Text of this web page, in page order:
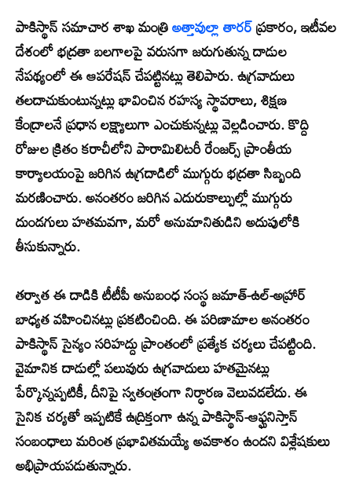
పాకిస్థాన్ సమాచార శాఖ మంత్రిఅత్తావుల్లా తారర్ప్రకారం, ఇటీవల
దేశంలో భద్రతా బలగాలపై వరుసగా జరుగుతున్న దాడుల
నేపథ్యంలో ఈ ఆపరేషన్ చేపట్టినట్లు తెలిపారు. ఉగ్రవాదులు
తలదాచుకుంటున్నట్లు భావించిన రహస్య స్థావరాలు, శిక్షణ
కేంద్రాలనే ప్రధాన లక్ష్యాలుగా ఎంచుకున్నట్లు వెల్లడించారు. కొద్ది
రోజుల క్రితం కరాచీలోని పారామిలిటరీ రేంజర్స్ ప్రాంతీయ
కార్యాలయంపై జరిగిన ఉగ్రదాడిలో ముగ్గురు భద్రతా సిబ్బంది
మరణించారు. అనంతరం జరిగిన ఎదురుకాల్పుల్లో ముగ్గురు
దుండగులు హతమవగా, మరో అనుమానితుడిని అదుపులోకి
తీసుకున్నారు.
తర్వాత ఈ దాడికి టీటీపీ అనుబంధ సంస్థ జమాత్-ఉల్-అహ్రార్
బాధ్యత వహించినట్లు ప్రకటించింది. ఈ పరిణామాల అనంతరం
పాకిస్థాన్ సైన్యం సరిహద్దు ప్రాంతంలో ప్రత్యేక చర్యలు చేపట్టింది.
వైమానిక దాడుల్లో పలువురు ఉగ్రవాదులు హతమైనట్లు
పేర్కొన్నప్పటికీ, దీనిపై స్వతంత్రంగా నిర్ధారణ వెలువడలేదు. ఈ
సైనిక చర్యతో ఇప్పటికే ఉద్రిక్తంగా ఉన్న పాకిస్థాన్-ఆఫ్ఘనిస్తాన్
సంబంధాలు మరింత ప్రభావితమయ్యే అవకాశం ఉందని విశ్లేషకులు
అభిప్రాయపడుతున్నారు.